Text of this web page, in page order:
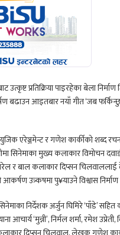
उत्कृष्ट प्रतिक्रिया पाइरहेका बेला
बढाउन आइतबार नयाँ गीत ‘जब
एरेञ्जमेन्ट र गणेश कार्कीको शब्द
सिनेमाका मुख्य कलाकार विमोचन
र बाल कलाकार दिप्सन
उत्र्कषमा पु¥याउने विश्वास
निर्देशक अर्जुन घिमिरे ‘पाँडे’
आचार्य ‘मुन्नी’, निर्मल शर्मा, रमेश